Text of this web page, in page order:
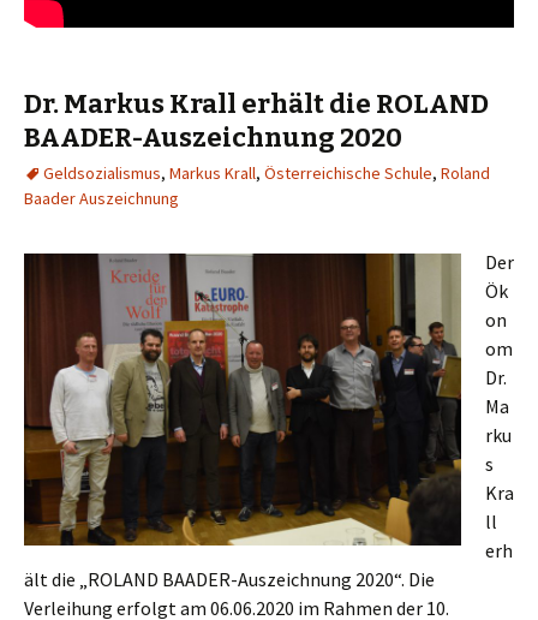
Dr. Markus Krall erhält die ROLAND
BAADER-Auszeichnung 2020
Geldsozialismus, Markus Krall, Österreichische Schule, Roland
Baader Auszeichnung
Der
Ök
on
om
Dr.
Ma
rku
s
Kra
ll
erh
ält die „ROLAND BAADER-Auszeichnung 2020“. Die
Verleihung erfolgt am 06.06.2020 im Rahmen der 10.